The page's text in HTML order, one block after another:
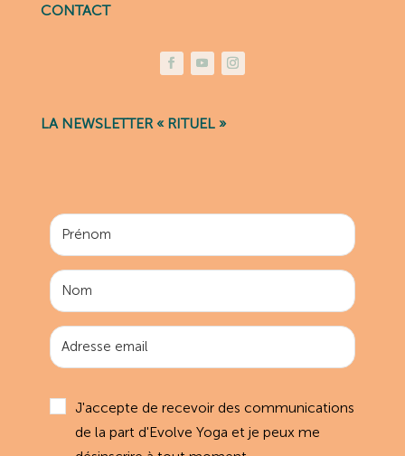
CONTACT
LA NEWSLETTER « RITUEL »
J'accepte de recevoir des communications
de la part d'Evolve Yoga et je peux me